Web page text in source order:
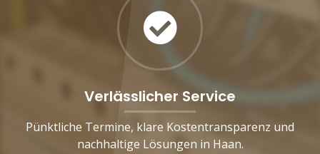
Verlässlicher Service
Pünktliche Termine, klare Kostentransparenz und
nachhaltige Lösungen in Haan.